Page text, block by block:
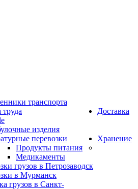
транспорта
Доставка
изделия
перевозки
Продукты питания
Медикаменты
грузов в Петрозаводск
в Мурманск
грузов в Санкт-
Хранение